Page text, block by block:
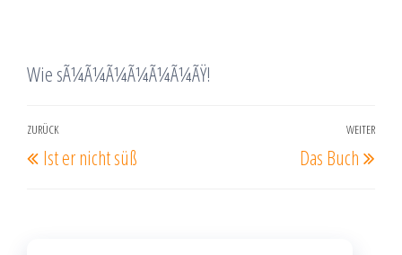
Wie sÃ¼Ã¼Ã¼Ã¼Ã¼Ã¼ÃŸ!
Beitragsnavigation
Vorheriger
Beitrag
ZURÜCK
Ist er nicht süß
WEITER
Das Buch